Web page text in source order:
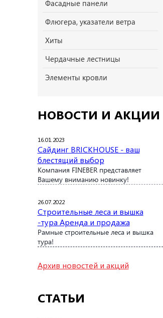
Фасадные панели
Флюгера, указатели ветра
Хиты
Чердачные лестницы
Элементы кровли
НОВОСТИ И АКЦИИ
16.01.2023
Сайдинг BRICKHOUSE - ваш
блестящий выбор
Компания FINEBER представляет
Вашему вниманию новинку!
26.07.2022
Строительные леса и вышка
-тура Аренда и продажа
Рамные строительные леса и вышка
тура!
Архив новостей и акций
СТАТЬИ